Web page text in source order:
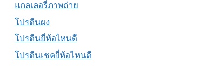
แกลเลอรี่ภาพถ่าย
โปรตีนผง
โปรตีนยี่ห้อไหนดี
โปรตีนเชคยี่ห้อไหนดี